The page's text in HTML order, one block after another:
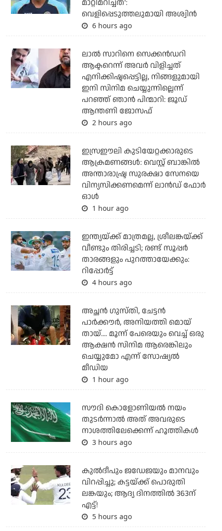
മാറ്റിമറിച്ചത്':
വെളിപ്പെടുത്തലുമായി അശ്വിന്‍
6 hours ago
ലാല്‍ സാറിനെ സെക്കന്‍ഡറി
ആക്ടറെന്ന് അവര്‍ വിളിച്ചത്
എനിക്കിഷ്ടപ്പെട്ടില്ല, നിങ്ങളുമായി
ഇനി സിനിമ ചെയ്യുന്നില്ലെന്ന്
പറഞ്ഞ് ഞാന്‍ പിന്മാറി: ജൂഡ്
ആന്തണി ജോസഫ്
2 hours ago
ഇസ്രഈലി കുടിയേറ്റക്കാരുടെ
ആക്രമണങ്ങള്‍: വെസ്റ്റ് ബാങ്കില്‍
അന്താരാഷ്ട്ര സുരക്ഷാ സേനയെ
വിന്യസിക്കണമെന്ന് ലാന്‍ഡ് ഫോര്‍
ഓള്‍
1 hour ago
ഇന്ത്യയ്ക്ക് മാത്രമല്ല, ശ്രീലങ്കയ്ക്ക്
വീണ്ടും തിരിച്ചടി; രണ്ട് സൂപ്പര്‍
താരങ്ങളും പുറത്തായേക്കും:
റിപ്പോര്‍ട്ട്
4 hours ago
അച്ഛന്‍ ഗുസ്തി, ചേട്ടന്‍
പാര്‍ക്കൗര്‍, അനിയത്തി മൊയ്
തായ്.... മൂന്ന് പേരെയും വെച്ച് ഒരു
ആക്ഷന്‍ സിനിമ ആരെങ്കിലും
ചെയ്യുമോ എന്ന് സോഷ്യല്‍
മീഡിയ
1 hour ago
സൗദി കൊളോണിയല്‍ നയം
തുടര്‍ന്നാല്‍ അത് അവരുടെ
നാശത്തിലേക്കെന്ന് ഹൂത്തികള്‍
3 hours ago
കുല്‍ദീപും ജഡേജയും മാനവും
വിറപ്പിച്ചു; കട്ടയ്ക്ക് പൊരുതി
ലങ്കയും; ആദ്യ ദിനത്തില്‍ 363ന്
എട്ട്!
5 hours ago